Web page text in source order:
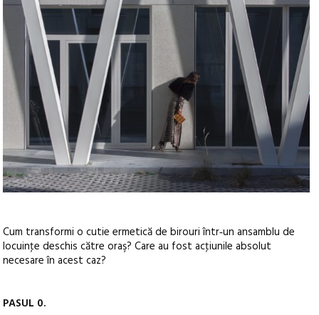
Cum transformi o cutie ermetică de birouri într‑un ansamblu de
locuinţe deschis către oraş? Care au fost acţiunile absolut
necesare în acest caz?
PASUL 0.